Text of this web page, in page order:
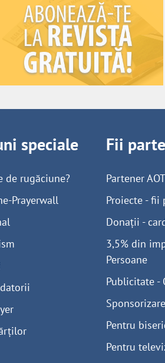
speciale
de rugăciune?
Prayerwall
Fii
Partener
Proiecte - fii
Donații -
3,5% din
Persoane
Publicitate -
Pentru
Pentru